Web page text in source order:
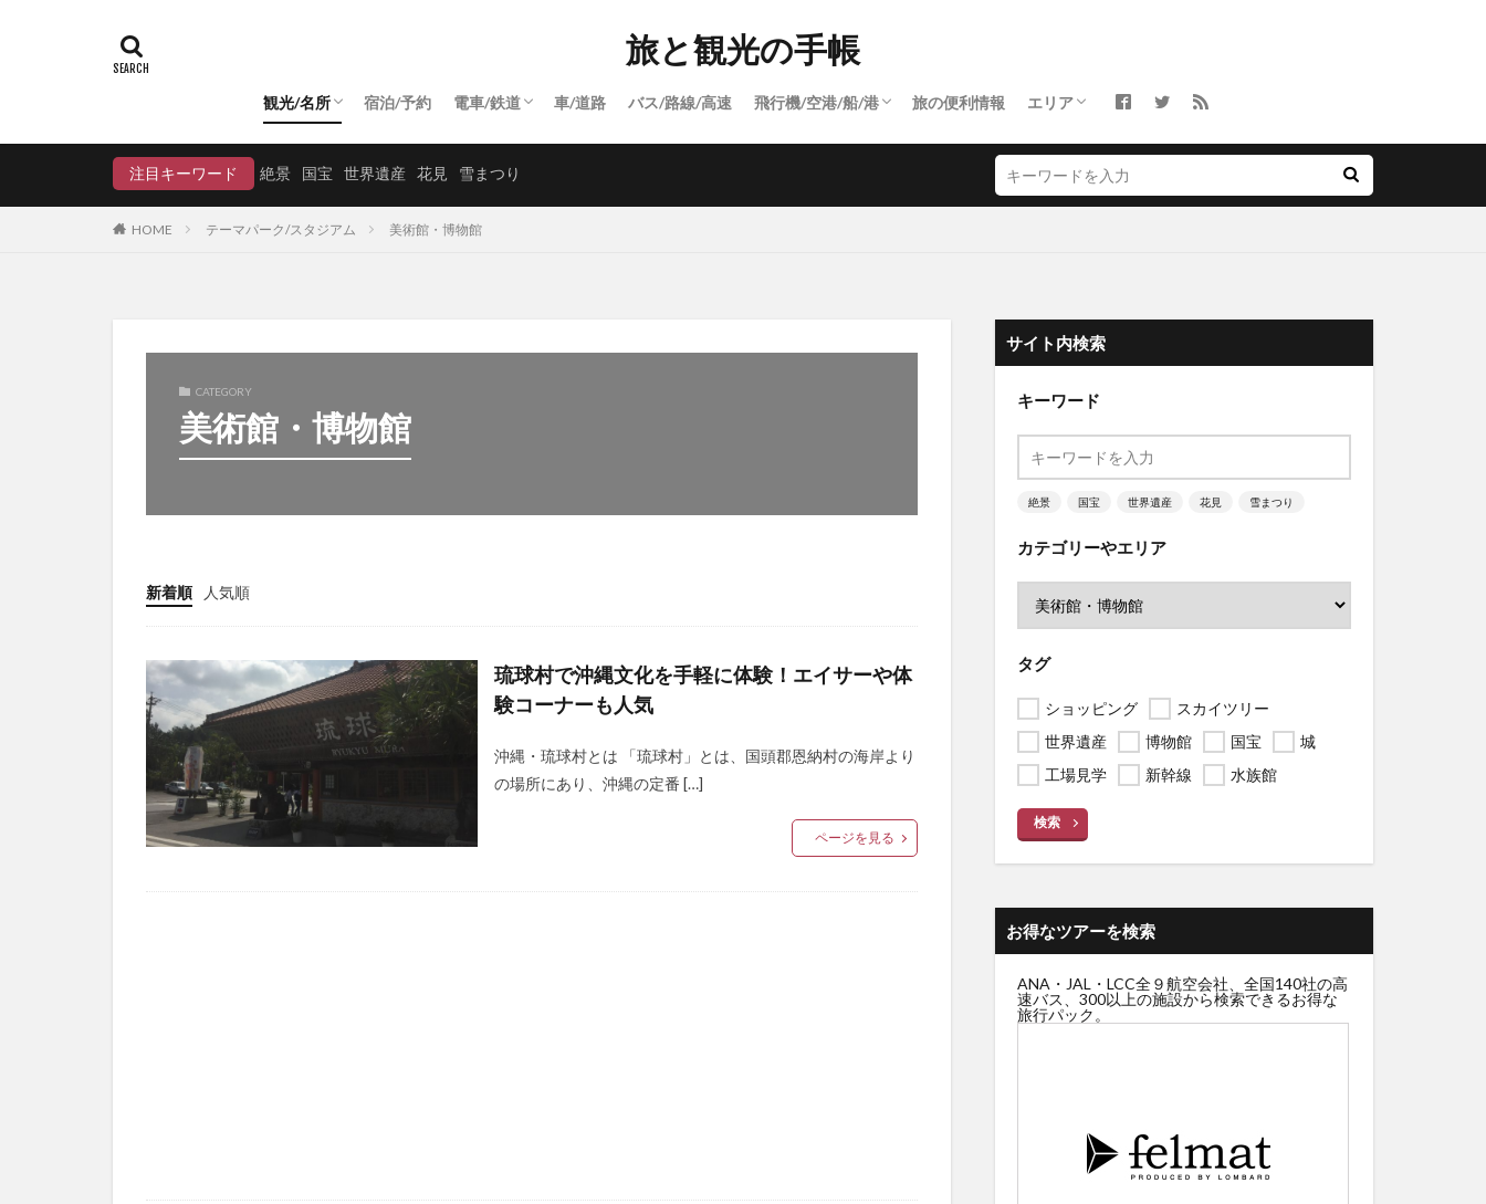
旅と観光の手帳
観光/名所
絶景
国宝
世界遺産
テーマパーク/スタジアム
寺・神社
城
スタジアム
公園・自然
美術館・博物館
農園
温泉/スパ
宿泊/予約 電車/鉄道
路線
駅
車/道路 バス/路線/高速 飛行機/空港/船/港
飛行機/空港
港
船
旅の便利情報 エリア
関東
北海道
東北
中部
近畿・関西
中国
四国
九州・沖縄
沖縄
注目キーワード
絶景 国宝 世界遺産 花見 雪まつり
HOME テーマパーク/スタジアム 美術館・博物館
CATEGORY
美術館・博物館
新着順 人気順
琉球村で沖縄文化を手軽に体験！エイサーや体
験コーナーも人気
沖縄・琉球村とは 「琉球村」とは、国頭郡恩納村の海岸より
の場所にあり、沖縄の定番 […]
ページを見る
サイト内検索
キーワード
絶景 国宝 世界遺産 花見 雪まつり
カテゴリーやエリア
タグ
ショッピング
スカイツリー
世界遺産
博物館 国宝
城
工場見学
新幹線 水族館
検索
お得なツアーを検索
ANA・JAL・LCC全９航空会社、全国140社の高
速バス、300以上の施設から検索できるお得な
旅行パック。